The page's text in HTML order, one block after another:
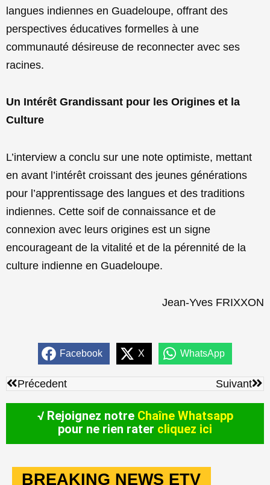
langues indiennes en Guadeloupe, offrant des
perspectives éducatives formelles à une
communauté désireuse de reconnecter avec ses
racines.
Un Intérêt Grandissant pour les Origines et la
Culture
L’interview a conclu sur une note optimiste, mettant
en avant l’intérêt croissant des jeunes générations
pour l’apprentissage des langues et des traditions
indiennes. Cette soif de connaissance et de
connexion avec leurs origines est un signe
encourageant de la vitalité et de la pérennité de la
culture indienne en Guadeloupe.
Jean-Yves FRIXXON
Facebook X WhatsApp
Précédent
Précedent Suivant
√ Rejoignez notre Chaîne Whatsapp
pour ne rien rater cliquez ici
BREAKING NEWS ETV